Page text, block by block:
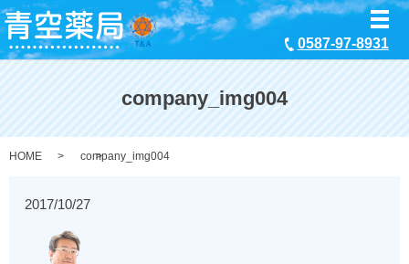
0587-97-8931
メ
company_img004
HOME company_img004
2017/10/27